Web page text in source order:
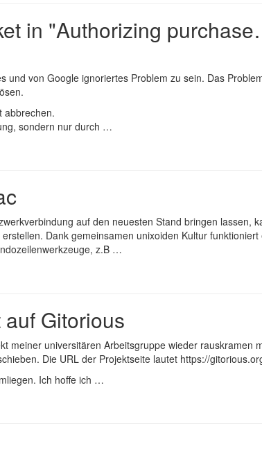
in "Authorizing
und von Google ignoriertes Problem zu sein. Das
abbrechen.
sondern nur durch …
auf den neuesten Stand bringen lassen,
Dank gemeinsamen unixoiden Kultur funktioniert
z.B …
Gitorious
meiner universitären Arbeitsgruppe wieder rauskramen
Die URL der Projektseite lautet https://
Ich hoffe ich …